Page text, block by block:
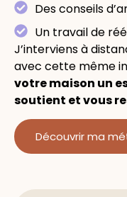
Des conseils
Un travail de
J’interviens à
avec cette même
votre maison un
soutient et vous
Découvrir ma